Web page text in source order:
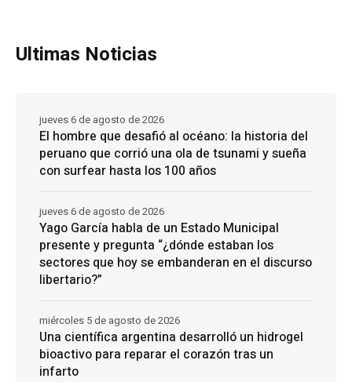
Ultimas Noticias
El hombre que desafió al océano: la historia del
peruano que corrió una ola de tsunami y sueña
con surfear hasta los 100 años
jueves 6 de agosto de 2026
Yago García habla de un Estado Municipal
presente y pregunta “¿dónde estaban los
sectores que hoy se embanderan en el discurso
libertario?”
jueves 6 de agosto de 2026
Una científica argentina desarrolló un hidrogel
bioactivo para reparar el corazón tras un
infarto
miércoles 5 de agosto de 2026